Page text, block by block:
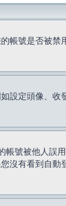
帳號是否被禁
設定頭像、收
帳號被他人誤
沒有看到自動